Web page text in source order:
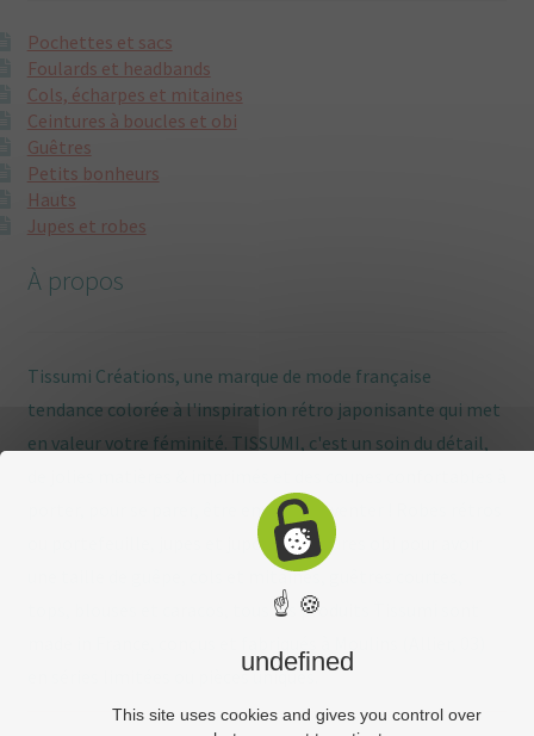
Pochettes et sacs
Foulards et headbands
Cols, écharpes et mitaines
Ceintures à boucles et obi
Guêtres
Petits bonheurs
Hauts
Jupes et robes
À propos
Tissumi Créations, une marque de mode française
tendance colorée à l'inspiration rétro japonisante qui met
en valeur votre féminité. TISSUMI, c'est un soin du détail,
porter, pour se parer, être enviée, s'inventer ! Robes rétros
ou portefeuille, jupes et jupons, ceintures obi pour avoir
une taille de guêpe, cols et mitaines, guêtres courtes,
tops, blouses et caracos, tous les produits Tissumi sont
en séries limitées ou pièces uniques.
☝ 🍪
undefined
This site uses cookies and gives you control over